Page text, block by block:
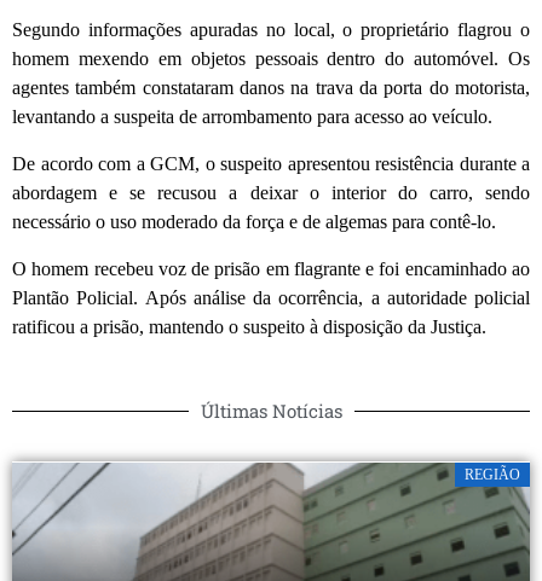
Segundo informações apuradas no local, o proprietário flagrou o
homem mexendo em objetos pessoais dentro do automóvel. Os
agentes também constataram danos na trava da porta do motorista,
levantando a suspeita de arrombamento para acesso ao veículo.
De acordo com a GCM, o suspeito apresentou resistência durante a
abordagem e se recusou a deixar o interior do carro, sendo
necessário o uso moderado da força e de algemas para contê-lo.
O homem recebeu voz de prisão em flagrante e foi encaminhado ao
Plantão Policial. Após análise da ocorrência, a autoridade policial
ratificou a prisão, mantendo o suspeito à disposição da Justiça.
Últimas Notícias
REGIÃO